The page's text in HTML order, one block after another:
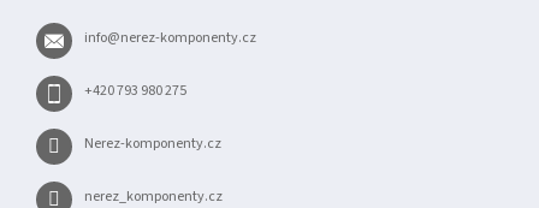
info@nerez-komponenty.cz
+420 793 980 275
Nerez-komponenty.cz
nerez_komponenty.cz